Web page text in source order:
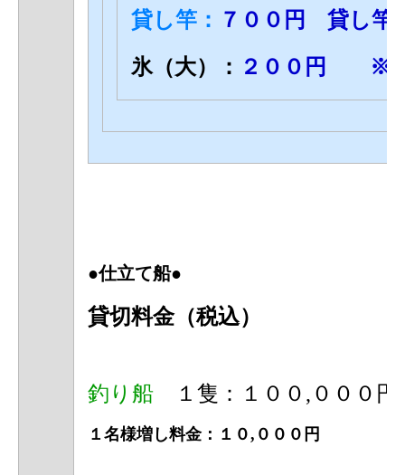
貸し竿： ７００円 貸し竿
氷（大）： ２００円 ※酔
●仕立て船●
貸切料金（税込）
釣り船 １隻：１００,０００
１名様増し料金：１０,０００円